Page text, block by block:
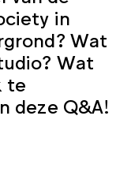
in
Wat
Wat
te
deze Q&A!